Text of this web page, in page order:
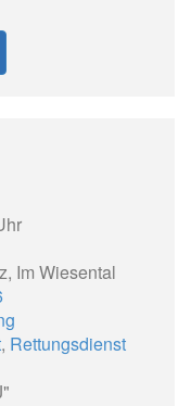
Im Wiesental
, Rettungsdienst